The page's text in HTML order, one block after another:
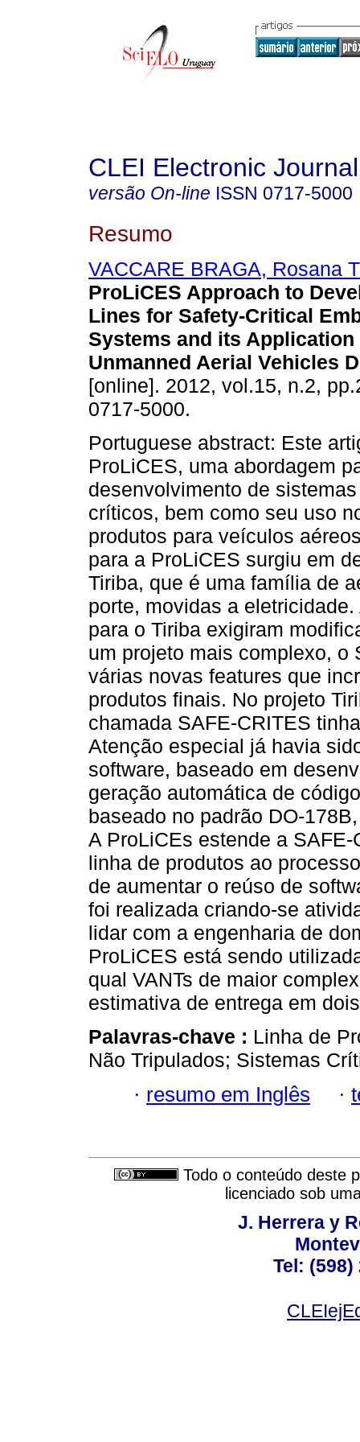
CLEI Electronic Journal
versão On-line ISSN 0717-5000
Resumo
VACCARE BRAGA, Rosana T
ProLiCES Approach to
Lines for Safety-Critical
Systems and its Application
Unmanned Aerial Vehicles
[online]. 2012, vol.15, n.2,
0717-5000.
Portuguese abstract: Este
ProLiCES, uma abordagem
desenvolvimento de
críticos, bem como seu uso
produtos para veículos
para a ProLiCES surgiu em
Tiriba, que é uma família de
porte, movidas a
para o Tiriba exigiram
um projeto mais complexo, o
várias novas features que
produtos finais. No projeto
chamada SAFE-CRITES
Atenção especial já havia
software, baseado em
geração automática de
baseado no padrão DO-
A ProLiCEs estende a
linha de produtos ao
de aumentar o reúso de
foi realizada criando-se
lidar com a engenharia de
ProLiCES está sendo
qual VANTs de maior
estimativa de entrega em
Palavras-chave : Linha de
Não Tripulados; Sistemas
· resumo em Inglês ·
Todo o conteúdo deste
licenciado sob
J. Herrera y
Tel: (598)